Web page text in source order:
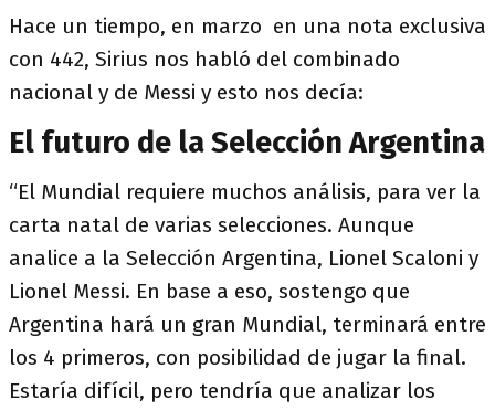
Hace un tiempo, en marzo en una nota exclusiva
con 442, Sirius nos habló del combinado
nacional y de Messi y esto nos decía:
El futuro de la Selección Argentina
“El Mundial requiere muchos análisis, para ver la
carta natal de varias selecciones. Aunque
analice a la Selección Argentina, Lionel Scaloni y
Lionel Messi. En base a eso, sostengo que
Argentina hará un gran Mundial, terminará entre
los 4 primeros, con posibilidad de jugar la final.
Estaría difícil, pero tendría que analizar los